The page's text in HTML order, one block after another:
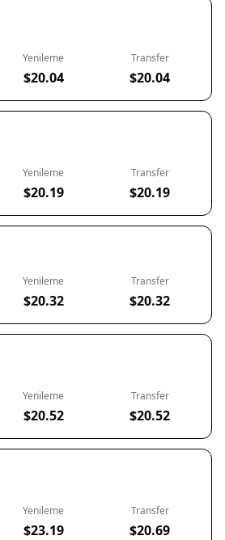
Yenileme
$20.04
Transfer
$20.04
Yenileme
$20.19
Transfer
$20.19
Yenileme
$20.32
Transfer
$20.32
Yenileme
$20.52
Transfer
$20.52
Yenileme
$23.19
Transfer
$20.69